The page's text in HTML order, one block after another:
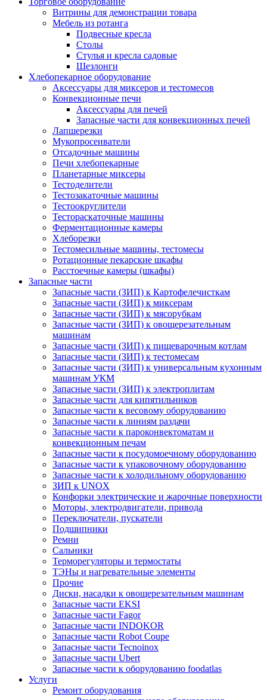
Витрины для демонстрации товара
Мебель из ротанга
Подвесные кресла
Столы
Стулья и кресла садовые
Шезлонги
Хлебопекарное оборудование
Аксессуары для миксеров и тестомесов
Конвекционные печи
Аксессуары для печей
Запасные части для конвекционных печей
Лапшерезки
Мукопросеиватели
Отсадочные машины
Печи хлебопекарные
Планетарные миксеры
Тестоделители
Тестозакаточные машины
Тестоокруглители
Тестораскаточные машины
Ферментационные камеры
Хлеборезки
Тестомесильные машины, тестомесы
Ротационные пекарские шкафы
Расстоечные камеры (шкафы)
Запасные части
Запасные части (ЗИП) к Картофелечисткам
Запасные части (ЗИП) к миксерам
Запасные части (ЗИП) к мясорубкам
Запасные части (ЗИП) к овощерезательным
машинам
Запасные части (ЗИП) к пищеварочным котлам
Запасные части (ЗИП) к тестомесам
Запасные части (ЗИП) к универсальным кухонным
машинам УКМ
Запасные части (ЗИП) к электроплитам
Запасные части для кипятильников
Запасные части к весовому оборудованию
Запасные части к линиям раздачи
Запасные части к пароконвектоматам и
конвекционным печам
Запасные части к посудомоечному оборудованию
Запасные части к упаковочному оборудованию
Запасные части к холодильному оборудованию
ЗИП к UNOX
Конфорки электрические и жарочные поверхности
Моторы, электродвигатели, привода
Переключатели, пускатели
Подшипники
Ремни
Сальники
Терморегуляторы и термостаты
ТЭНы и нагревательные элементы
Прочие
Диски, насадки к овощерезательным машинам
Запасные части EKSI
Запасные части Fagor
Запасные части INDOKOR
Запасные части Robot Coupe
Запасные части Tecnoinox
Запасные части Ubert
Запасные части к оборудованию foodatlas
Услуги
Ремонт оборудования